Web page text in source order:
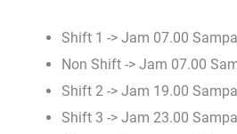
Shift 1 -> Jam 07.00
Non Shift -> Jam 07.00
Shift 2 -> Jam 19.00
Shift 3 -> Jam 23.00